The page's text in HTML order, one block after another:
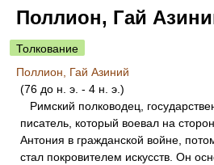
Поллион, Гай
Толкование
Поллион, Гай Азиний
(76 до н. э. - 4 н. э.)
Римский полководец,
писатель, который воевал на
Антония в гражданской войне,
стал покровителем искусств. Он